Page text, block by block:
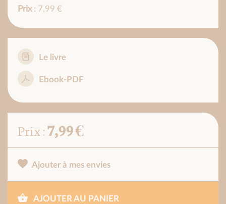
Prix: 7,99 €
Le livre
Ebook-PDF
Prix :7,99 €
Ajouter à mes envies
AJOUTER AU PANIER